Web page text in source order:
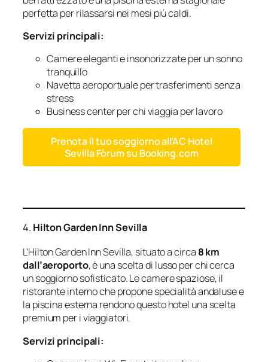
perfetta per rilassarsi nei mesi più caldi.
Servizi principali:
Camere eleganti e insonorizzate per un sonno
tranquillo
Navetta aeroportuale per trasferimenti senza
stress
Business center per chi viaggia per lavoro
Prenota il tuo soggiorno all’AC Hotel
Sevilla Fòrum su Booking.com
4. Hilton Garden Inn Sevilla
L’Hilton Garden Inn Sevilla, situato a circa 8 km
dall’aeroporto, è una scelta di lusso per chi cerca
un soggiorno sofisticato. Le camere spaziose, il
ristorante interno che propone specialità andaluse e
la piscina esterna rendono questo hotel una scelta
premium per i viaggiatori.
Servizi principali: